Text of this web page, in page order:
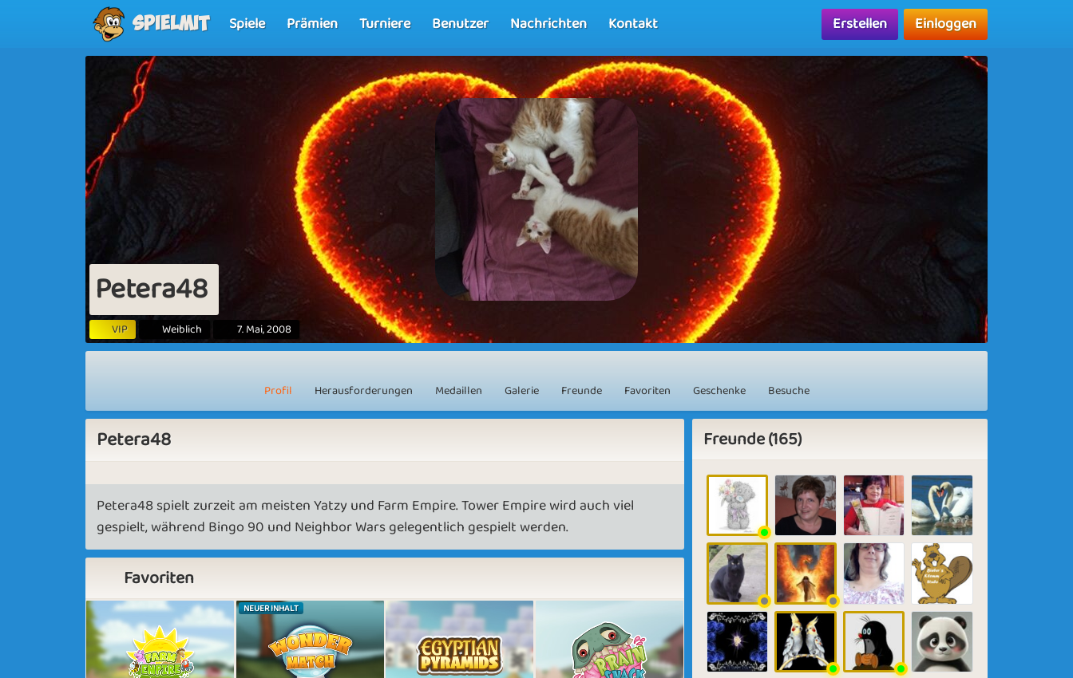
Spielmit Spiele Prämien Turniere Benutzer Nachrichten Kontakt Erstellen Einloggen
Petera48
VIP Weiblich 7. Mai, 2008
Profil Herausforderungen Medaillen Galerie Freunde Favoriten Geschenke Besuche
Petera48
Petera48 spielt zurzeit am meisten Yatzy und Farm Empire. Tower Empire wird auch viel
gespielt, während Bingo 90 und Neighbor Wars gelegentlich gespielt werden.
Favoriten
NEUER INHALT
Freunde (165)